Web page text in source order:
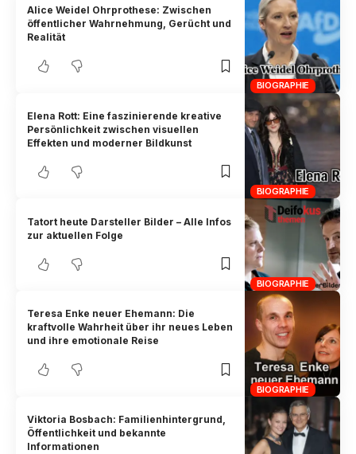
BIOGRAPHIE
Alice Weidel Ohrprothese: Zwischen
öffentlicher Wahrnehmung, Gerücht und
Realität
BIOGRAPHIE
Elena Rott: Eine faszinierende kreative
Persönlichkeit zwischen visuellen
Effekten und moderner Bildkunst
BIOGRAPHIE
Tatort heute Darsteller Bilder – Alle Infos
zur aktuellen Folge
BIOGRAPHIE
Teresa Enke neuer Ehemann: Die
kraftvolle Wahrheit über ihr neues Leben
und ihre emotionale Reise
Viktoria Bosbach: Familienhintergrund,
Öffentlichkeit und bekannte
Informationen